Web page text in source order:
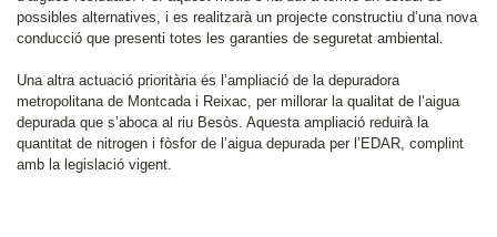
possibles alternatives, i es realitzarà un projecte constructiu d’una nova
conducció que presenti totes les garanties de seguretat ambiental.
Una altra actuació prioritària és l’ampliació de la depuradora
metropolitana de Montcada i Reixac, per millorar la qualitat de l’aigua
depurada que s’aboca al riu Besòs. Aquesta ampliació reduirà la
quantitat de nitrogen i fòsfor de l’aigua depurada per l’EDAR, complint
amb la legislació vigent.